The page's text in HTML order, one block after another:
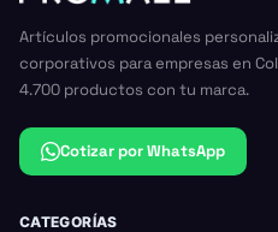
Artículos promocionales
corporativos para empresas en
4.700 productos con tu marca.
Cotizar por WhatsApp
CATEGORÍAS